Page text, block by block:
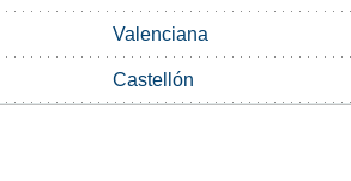
Valenciana
Castellón